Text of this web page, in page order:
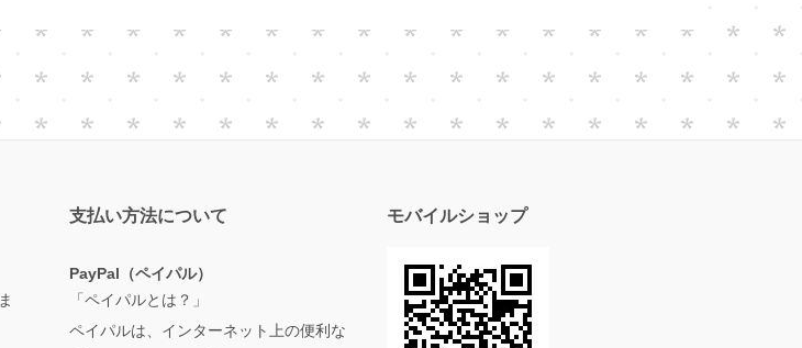
支払い方法について
PayPal（ペイパル）
「ペイパルとは？」
ペイパルは、インターネット上の便利な
モバイルショップ